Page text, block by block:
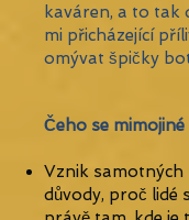
kaváren, a to tak
mi přicházející
omývat špičky
Čeho se mimojiné
Vznik samotných
důvody, proč lidé